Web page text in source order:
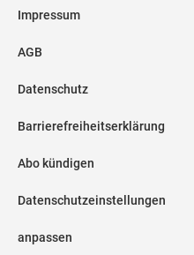
Impressum
AGB
Datenschutz
Barrierefreiheitserklärung
Abo kündigen
Datenschutzeinstellungen
anpassen